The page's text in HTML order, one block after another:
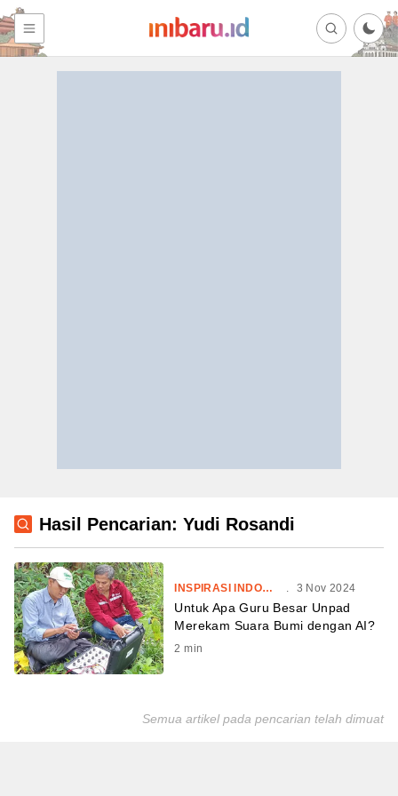
Hasil Pencarian: Yudi Rosandi
INSPIRASI INDONESIA . 3 Nov 2024
Untuk Apa Guru Besar Unpad
Merekam Suara Bumi dengan AI?
2 min
Semua artikel pada pencarian telah dimuat